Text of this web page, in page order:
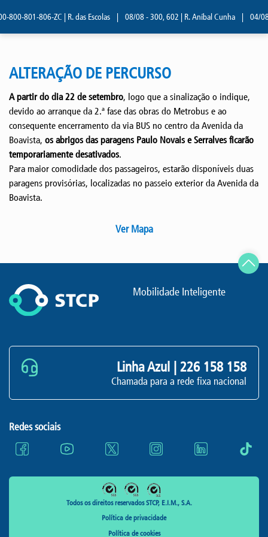
801-806-ZC | R. das Escolas 08/08 - 300, 602 | R. Aníbal Cunha 04/
ALTERAÇÃO DE PERCURSO
A partir do dia 22 de setembro, logo que a sinalização o indique,
devido ao arranque da 2.ª fase das obras do Metrobus e ao
consequente encerramento da via BUS no centro da Avenida da
Boavista, os abrigos das paragens Paulo Novais e Serralves ficarão
temporariamente desativados.
Para maior comodidade dos passageiros, estarão disponíveis duas
paragens provisórias, localizadas no passeio exterior da Avenida da
Boavista.
Ver Mapa
Mobilidade Inteligente
Linha Azul | 226 158 158
Chamada para a rede fixa nacional
Redes sociais
Todos os direitos reservados STCP, E.I.M., S.A.
Política de privacidade
Política de cookies